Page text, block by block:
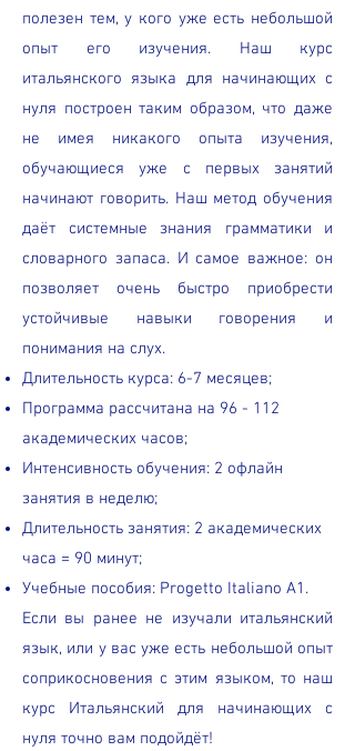
полезен тем, у кого уже есть небольшой
опыт его изучения. Наш курс
итальянского языка для начинающих с
нуля построен таким образом, что даже
не имея никакого опыта изучения,
обучающиеся уже с первых занятий
начинают говорить. Наш метод обучения
даёт системные знания грамматики и
словарного запаса. И самое важное: он
позволяет очень быстро приобрести
устойчивые навыки говорения и
понимания на слух.
Длительность курса: 6-7 месяцев;
Программа рассчитана на 96 - 112
академических часов;
Интенсивность обучения: 2 офлайн
занятия в неделю;
Длительность занятия: 2 академических
часа = 90 минут;
Учебные пособия: Progetto Italiano A1.
Если вы ранее не изучали итальянский
язык, или у вас уже есть небольшой опыт
соприкосновения с этим языком, то наш
курс Итальянский для начинающих с
нуля точно вам подойдёт!